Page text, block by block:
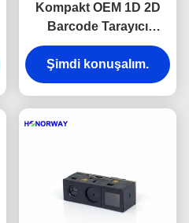
Kompakt OEM 1D 2D
Barcode Tarayıcı
Motoru QR Kod
Okuyucu Modülü 0.3MP
Piksel
Şimdi konuşalım.